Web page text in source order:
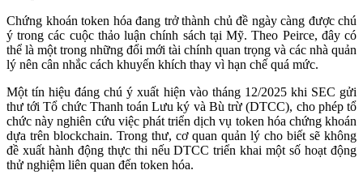
Chứng khoán token hóa đang trở thành chủ đề ngày càng được chú
ý trong các cuộc thảo luận chính sách tại Mỹ. Theo Peirce, đây có
thể là một trong những đổi mới tài chính quan trọng và các nhà quản
lý nên cân nhắc cách khuyến khích thay vì hạn chế quá mức.
Một tín hiệu đáng chú ý xuất hiện vào tháng 12/2025 khi SEC gửi
thư tới Tổ chức Thanh toán Lưu ký và Bù trừ (DTCC), cho phép tổ
chức này nghiên cứu việc phát triển dịch vụ token hóa chứng khoán
dựa trên blockchain. Trong thư, cơ quan quản lý cho biết sẽ không
đề xuất hành động thực thi nếu DTCC triển khai một số hoạt động
thử nghiệm liên quan đến token hóa.